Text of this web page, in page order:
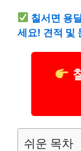
칠서면 용
세요! 견적 및
쉬운 목차